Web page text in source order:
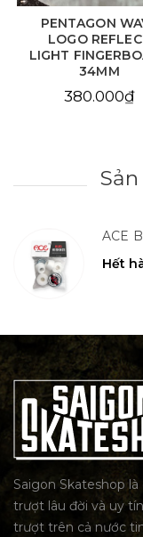
PENTAGON
LOGO
LIGHT
34MM
380.000₫
ACE
Hết
Saigon Skateshop
trượt lâu đời và uy
trượt trên cả nước